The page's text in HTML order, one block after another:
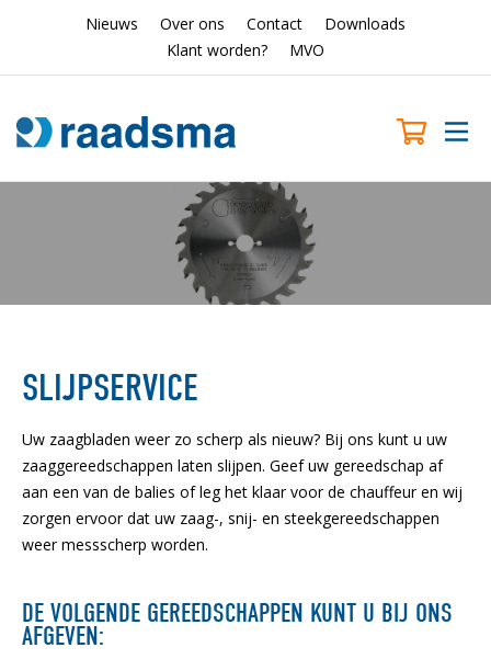
Nieuws Over ons Contact
Downloads
Klant worden?
MVO
SLIJPSERVICE
Uw zaagbladen weer zo scherp als nieuw? Bij ons kunt u uw
zaaggereedschappen laten slijpen. Geef uw gereedschap af
aan een van de balies of leg het klaar voor de chauffeur en wij
zorgen ervoor dat uw zaag-, snij- en steekgereedschappen
weer messscherp worden.
DE VOLGENDE GEREEDSCHAPPEN KUNT U BIJ ONS
AFGEVEN: